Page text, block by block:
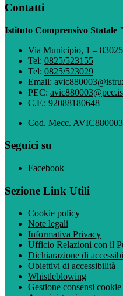
Contatti
Istituto Comprensivo Statale
Via Municipio, 1 –
Tel: 0825/523155
Tel: 0825/523029
Email:
PEC:
C.F.: 92088180648
Cod. Mecc. AVIC880003
Seguici su
Facebook
Sezione Link Utili
Cookie policy
Note legali
Informativa Privacy
Ufficio Relazioni con il
Dichiarazione di
Obiettivi di accessibilità
Whistleblowing
Gestione consensi cookie